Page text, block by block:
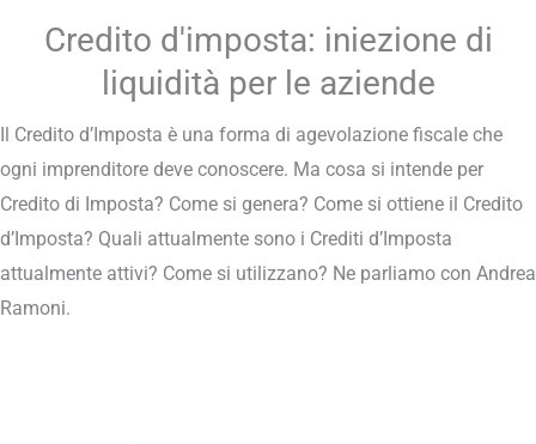
Credito d'imposta: iniezione di
liquidità per le aziende
Il Credito d’Imposta è una forma di agevolazione fiscale che
ogni imprenditore deve conoscere. Ma cosa si intende per
Credito di Imposta? Come si genera? Come si ottiene il Credito
d’Imposta? Quali attualmente sono i Crediti d’Imposta
attualmente attivi? Come si utilizzano? Ne parliamo con Andrea
Ramoni.